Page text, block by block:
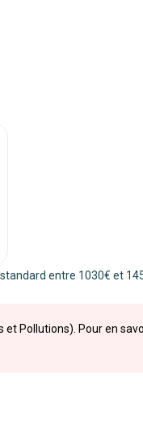
entre 1030€ et
et Pollutions). Pour en